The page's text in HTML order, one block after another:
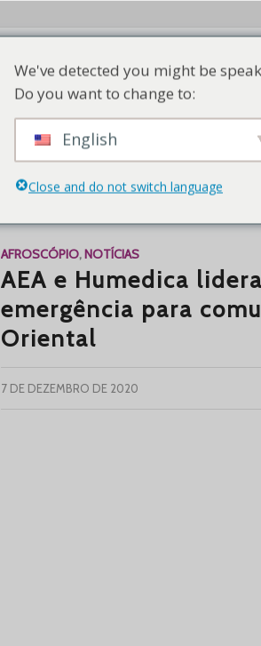
Lar Quem Somos Nossos
AFROSCÓPIO,NOTÍCIAS
AEA e Humedica
emergência para
Oriental
7 DE DEZEMBRO DE 2020
We've detected you might be
Do you want to change to:
English
Close and do not switch language